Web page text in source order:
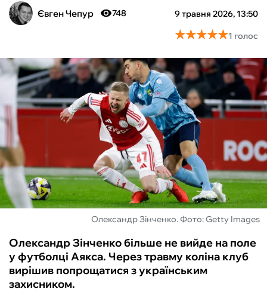
ХОКЕЙ
КІБЕРСПОРТ
ЧС-2026
ФУТЗАЛ
ІНШІ
БУКМЕКЕРИ
Євген Чепур 9 травня 2026, 13:50
748
★★★★★
★★★★★1 голос
Олександр Зінченко. Фото: Getty Images
Олександр Зінченко більше не вийде на поле
у футболці Аякса. Через травму коліна клуб
вирішив попрощатися з українським
захисником.